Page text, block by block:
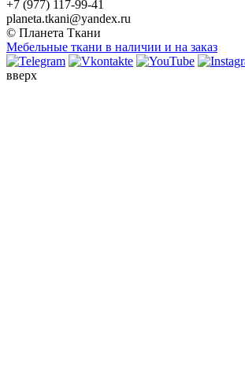
+7 (977) 117-99-41
planeta.tkani@yandex.ru
© Планета Ткани
Мебельные ткани в наличии и на заказ
вверх